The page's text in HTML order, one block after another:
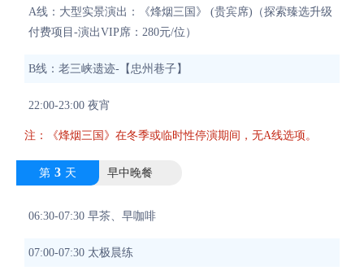
A线：大型实景演出：《烽烟三国》 (贵宾席)（探索臻选升级
付费项目-演出VIP席：280元/位）
B线：老三峡遗迹-【忠州巷子】
22:00-23:00 夜宵
注：《烽烟三国》在冬季或临时性停演期间，无A线选项。
第 3 天 早中晚餐
06:30-07:30 早茶、早咖啡
07:00-07:30 太极晨练